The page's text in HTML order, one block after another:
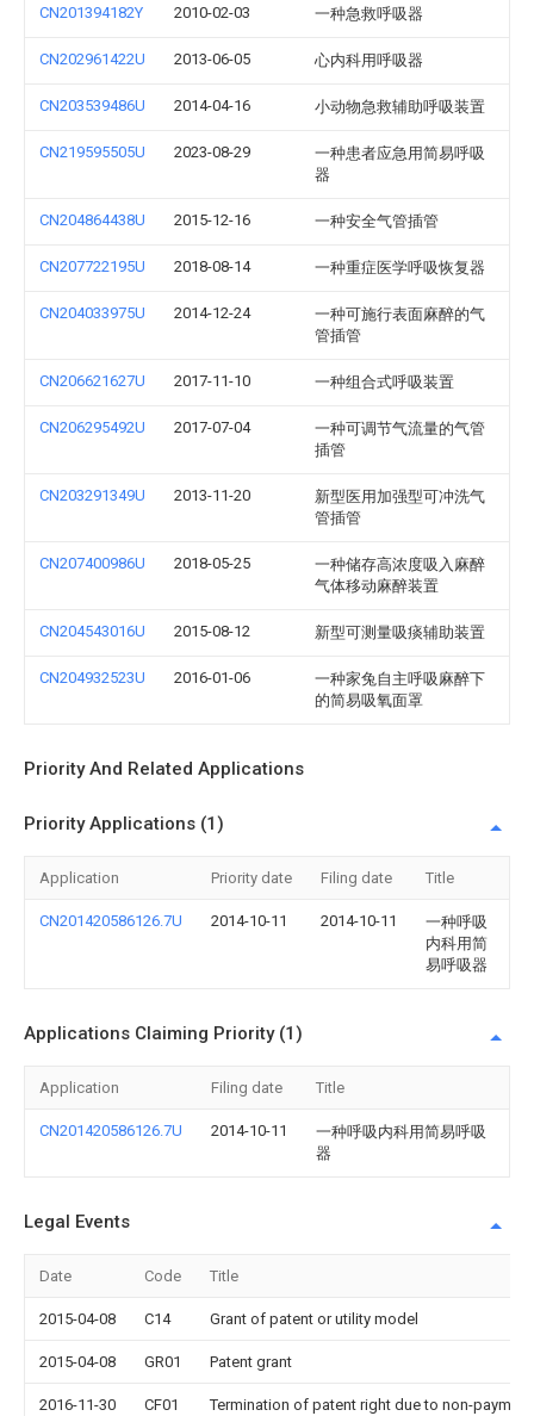
CN201394182Y 2010-02-03 一种急救呼吸器
CN202961422U 2013-06-05 心内科用呼吸器
CN203539486U 2014-04-16 小动物急救辅助呼吸装置
CN219595505U 2023-08-29
一种患者应急用简易呼吸
器
CN204864438U 2015-12-16 一种安全气管插管
CN207722195U 2018-08-14 一种重症医学呼吸恢复器
CN204033975U 2014-12-24
一种可施行表面麻醉的气
管插管
CN206621627U 2017-11-10 一种组合式呼吸装置
CN206295492U 2017-07-04
一种可调节气流量的气管
插管
CN203291349U 2013-11-20
新型医用加强型可冲洗气
管插管
CN207400986U 2018-05-25
一种储存高浓度吸入麻醉
气体移动麻醉装置
CN204543016U 2015-08-12 新型可测量吸痰辅助装置
CN204932523U 2016-01-06
一种家兔自主呼吸麻醉下
的简易吸氧面罩
Priority And Related Applications
Priority Applications (1)
Application Priority date Filing date Title
CN201420586126.7U 2014-10-11 2014-10-11
一种呼吸
内科用简
易呼吸器
Applications Claiming Priority (1)
Application Filing date Title
CN201420586126.7U 2014-10-11
一种呼吸内科用简易呼吸
器
Legal Events
Date Code Title
2015-04-08 C14 Grant of patent or utility model
2015-04-08 GR01 Patent grant
2016-11-30 CF01 Termination of patent right due to non-